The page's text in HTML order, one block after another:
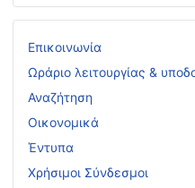
Επικοινωνία
Ωράριο λειτουργίας &
Αναζήτηση
Οικονομικά
Έντυπα
Χρήσιμοι Σύνδεσμοι